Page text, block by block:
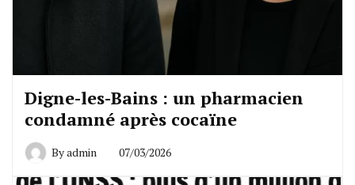
Digne-les-Bains : un pharmacien
condamné après cocaïne
Byadmin 07/03/2026